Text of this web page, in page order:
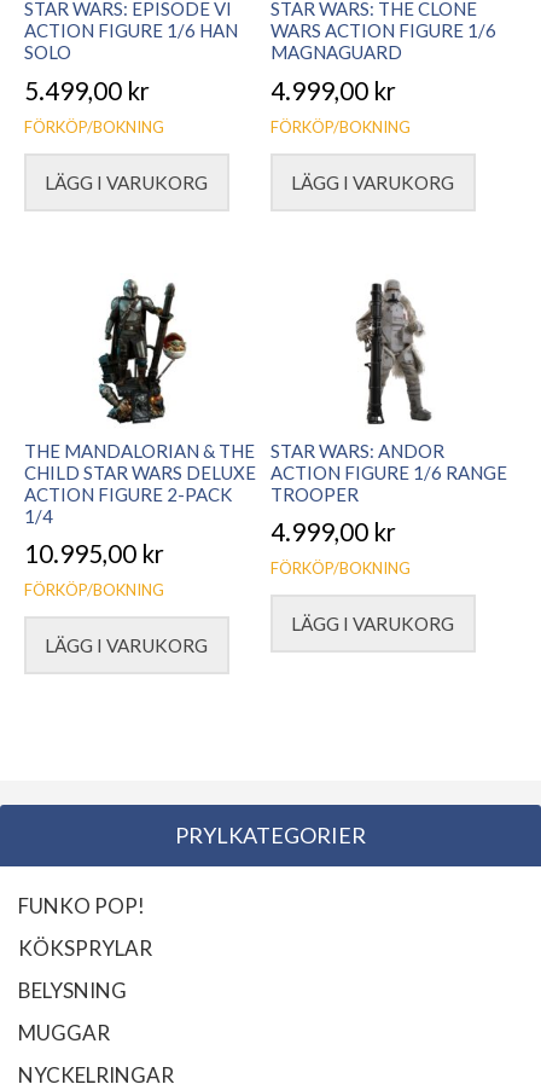
STAR WARS: EPISODE VI
ACTION FIGURE 1/6 HAN
SOLO
5.499,00 kr
FÖRKÖP/BOKNING
LÄGG I VARUKORG
STAR WARS: THE CLONE
WARS ACTION FIGURE 1/6
MAGNAGUARD
4.999,00 kr
FÖRKÖP/BOKNING
LÄGG I VARUKORG
THE MANDALORIAN & THE
CHILD STAR WARS DELUXE
ACTION FIGURE 2-PACK
1/4
10.995,00 kr
FÖRKÖP/BOKNING
LÄGG I VARUKORG
STAR WARS: ANDOR
ACTION FIGURE 1/6 RANGE
TROOPER
4.999,00 kr
FÖRKÖP/BOKNING
LÄGG I VARUKORG
PRYLKATEGORIER
FUNKO POP!
KÖKSPRYLAR
BELYSNING
MUGGAR
NYCKELRINGAR